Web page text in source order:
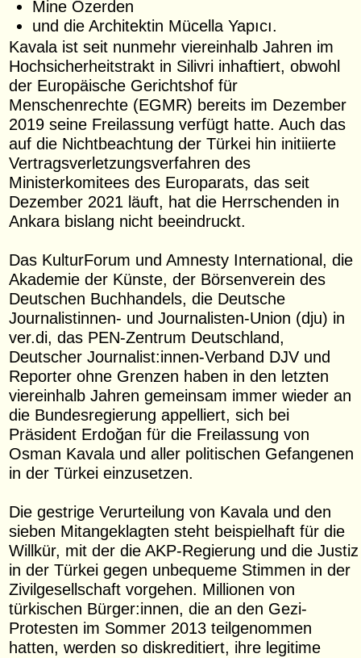
Mine Özerden
und die Architektin Mücella Yapıcı.
Kavala ist seit nunmehr viereinhalb Jahren im
Hochsicherheitstrakt in Silivri inhaftiert, obwohl
der Europäische Gerichtshof für
Menschenrechte (EGMR) bereits im Dezember
2019 seine Freilassung verfügt hatte. Auch das
auf die Nichtbeachtung der Türkei hin initiierte
Vertragsverletzungsverfahren des
Ministerkomitees des Europarats, das seit
Dezember 2021 läuft, hat die Herrschenden in
Ankara bislang nicht beeindruckt.
Das KulturForum und Amnesty International, die
Akademie der Künste, der Börsenverein des
Deutschen Buchhandels, die Deutsche
Journalistinnen- und Journalisten-Union (dju) in
ver.di, das PEN-Zentrum Deutschland,
Deutscher Journalist:innen-Verband DJV und
Reporter ohne Grenzen haben in den letzten
viereinhalb Jahren gemeinsam immer wieder an
die Bundesregierung appelliert, sich bei
Präsident Erdoğan für die Freilassung von
Osman Kavala und aller politischen Gefangenen
in der Türkei einzusetzen.
Die gestrige Verurteilung von Kavala und den
sieben Mitangeklagten steht beispielhaft für die
Willkür, mit der die AKP-Regierung und die Justiz
in der Türkei gegen unbequeme Stimmen in der
Zivilgesellschaft vorgehen. Millionen von
türkischen Bürger:innen, die an den Gezi-
Protesten im Sommer 2013 teilgenommen
hatten, werden so diskreditiert, ihre legitime